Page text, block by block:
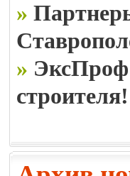
»
» ЭксПроф
строителя!